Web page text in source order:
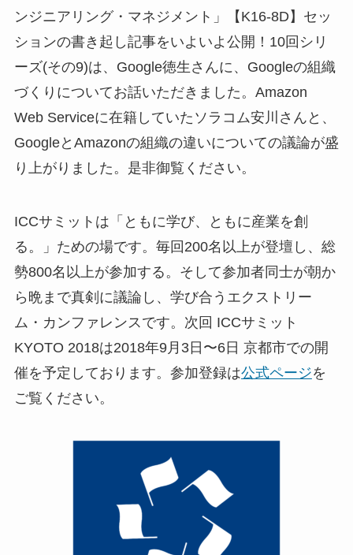
ンジニアリング・マネジメント」【K16-8D】セッ
ションの書き起し記事をいよいよ公開！10回シリ
ーズ(その9)は、Google徳生さんに、Googleの組織
づくりについてお話いただきました。Amazon
Web Serviceに在籍していたソラコム安川さんと、
GoogleとAmazonの組織の違いについての議論が盛
り上がりました。是非御覧ください。
ICCサミットは「ともに学び、ともに産業を創
る。」ための場です。毎回200名以上が登壇し、総
勢800名以上が参加する。そして参加者同士が朝か
ら晩まで真剣に議論し、学び合うエクストリー
ム・カンファレンスです。次回 ICCサミット
KYOTO 2018は2018年9月3日〜6日 京都市での開
催を予定しております。参加登録は公式ページを
ご覧ください。